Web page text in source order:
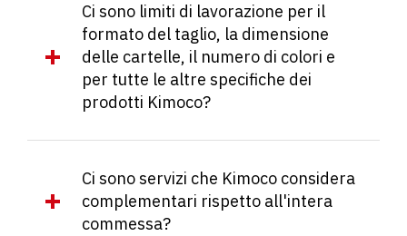
Ci sono limiti di lavorazione per il
formato del taglio, la dimensione
delle cartelle, il numero di colori e
per tutte le altre specifiche dei
prodotti Kimoco?
Ci sono servizi che Kimoco considera
complementari rispetto all'intera
commessa?